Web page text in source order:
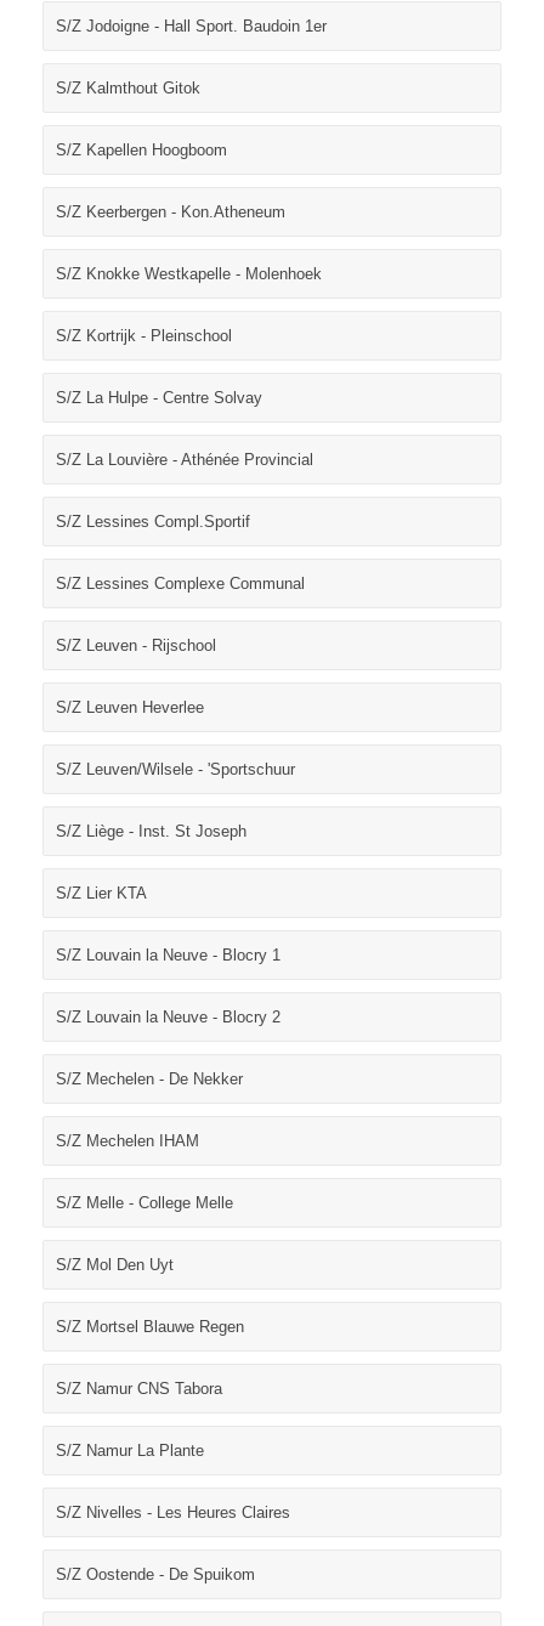
S/Z Jodoigne - Hall Sport. Baudoin 1er
S/Z Kalmthout Gitok
S/Z Kapellen Hoogboom
S/Z Keerbergen - Kon.Atheneum
S/Z Knokke Westkapelle - Molenhoek
S/Z Kortrijk - Pleinschool
S/Z La Hulpe - Centre Solvay
S/Z La Louvière - Athénée Provincial
S/Z Lessines Compl.Sportif
S/Z Lessines Complexe Communal
S/Z Leuven - Rijschool
S/Z Leuven Heverlee
S/Z Leuven/Wilsele - 'Sportschuur
S/Z Liège - Inst. St Joseph
S/Z Lier KTA
S/Z Louvain la Neuve - Blocry 1
S/Z Louvain la Neuve - Blocry 2
S/Z Mechelen - De Nekker
S/Z Mechelen IHAM
S/Z Melle - College Melle
S/Z Mol Den Uyt
S/Z Mortsel Blauwe Regen
S/Z Namur CNS Tabora
S/Z Namur La Plante
S/Z Nivelles - Les Heures Claires
S/Z Oostende - De Spuikom